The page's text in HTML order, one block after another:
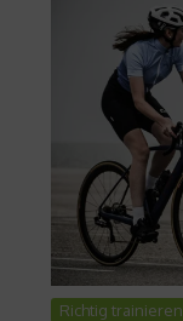
Richtig trainieren